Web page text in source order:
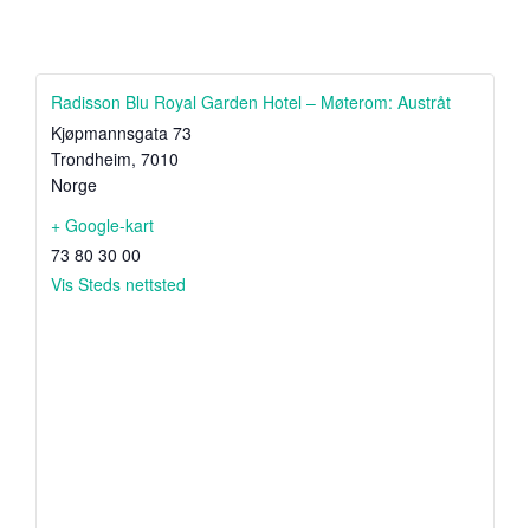
Radisson Blu Royal Garden Hotel – Møterom: Austråt
Kjøpmannsgata 73
Trondheim, 7010
Norge
+ Google-kart
73 80 30 00
Vis Steds nettsted